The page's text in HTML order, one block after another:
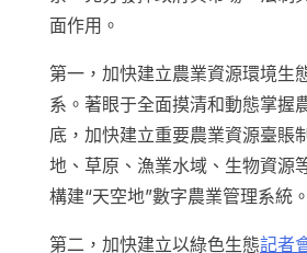
面作用。
第一，加快建立農業資源環境生
系。著眼于全面摸清和動態掌握
底，加快建立重要農業資源臺賬
地、草原、漁業水域、生物資源
構建“天空地”數字農業管理系統。
第二，加快建立以綠色生態記者